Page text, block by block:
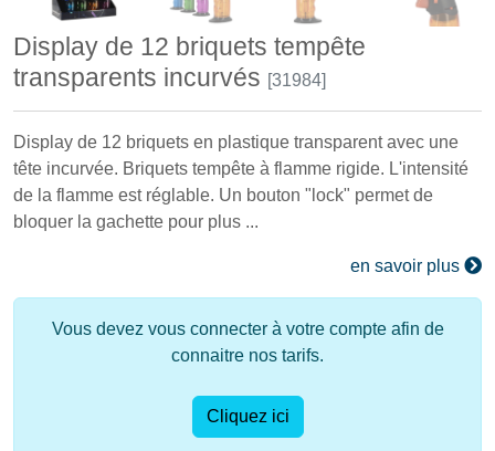
Display de 12 briquets tempête
transparents incurvés [31984]
Display de 12 briquets en plastique transparent avec une
tête incurvée. Briquets tempête à flamme rigide. L'intensité
de la flamme est réglable. Un bouton "lock" permet de
bloquer la gachette pour plus ...
en savoir plus
Vous devez vous connecter à votre compte afin de
connaitre nos tarifs.
Cliquez ici